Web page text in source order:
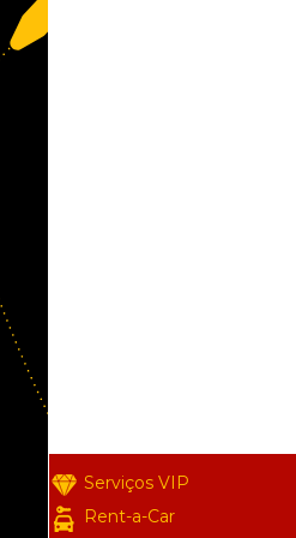
Serviços VIP
Rent-a-Car